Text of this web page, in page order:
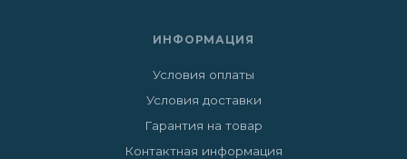
ИНФОРМАЦИЯ
Условия оплаты
Условия доставки
Гарантия на товар
Контактная информация